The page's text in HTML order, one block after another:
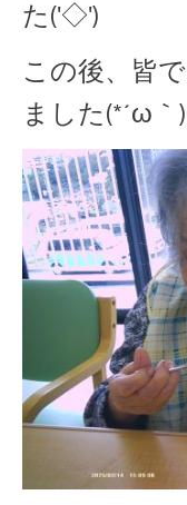
た('◇')ゞ
この後、皆
ました(*´ω｀